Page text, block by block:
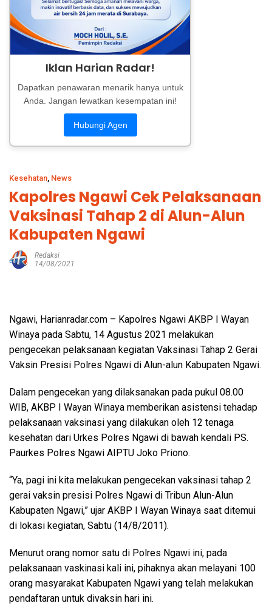
Iklan Harian Radar!
Dapatkan penawaran menarik hanya untuk
Anda. Jangan lewatkan kesempatan ini!
Hubungi Agen
Kesehatan, News
Kapolres Ngawi Cek Pelaksanaan
Vaksinasi Tahap 2 di Alun-Alun
Kabupaten Ngawi
Redaksi
14/08/2021
Ngawi, Harianradar.com – Kapolres Ngawi AKBP I Wayan
Winaya pada Sabtu, 14 Agustus 2021 melakukan
pengecekan pelaksanaan kegiatan Vaksinasi Tahap 2 Gerai
Vaksin Presisi Polres Ngawi di Alun-alun Kabupaten Ngawi.
Dalam pengecekan yang dilaksanakan pada pukul 08.00
WIB, AKBP I Wayan Winaya memberikan asistensi tehadap
pelaksanaan vaksinasi yang dilakukan oleh 12 tenaga
kesehatan dari Urkes Polres Ngawi di bawah kendali PS.
Paurkes Polres Ngawi AIPTU Joko Priono.
“Ya, pagi ini kita melakukan pengecekan vaksinasi tahap 2
gerai vaksin presisi Polres Ngawi di Tribun Alun-Alun
Kabupaten Ngawi,” ujar AKBP I Wayan Winaya saat ditemui
di lokasi kegiatan, Sabtu (14/8/2011).
Menurut orang nomor satu di Polres Ngawi ini, pada
pelaksanaan vaskinasi kali ini, pihaknya akan melayani 100
orang masyarakat Kabupaten Ngawi yang telah melakukan
pendaftaran untuk divaksin hari ini.